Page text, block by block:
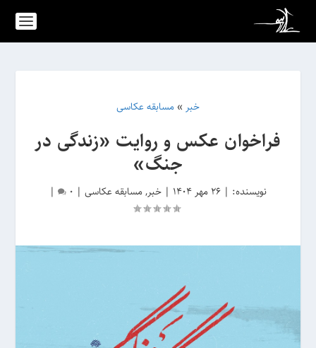
خبر » مسابقه عکاسی
فراخوان عکس و روایت «زندگی در
جنگ»
نویسنده: | 26 مهر 1404 | خبر, مسابقه عکاسی |
0
|